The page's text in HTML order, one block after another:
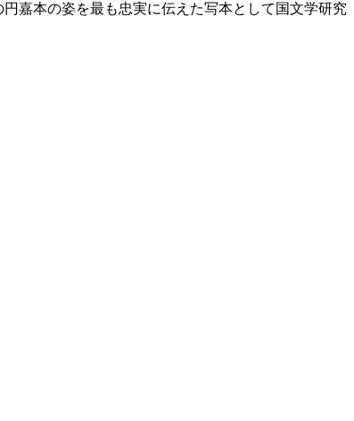
嘉本の姿を最も忠実に伝えた写本として国文学研究